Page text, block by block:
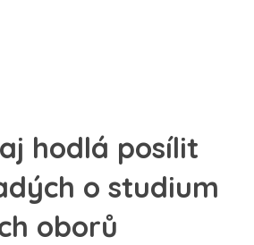
hodlá posílit
o studium
oborů